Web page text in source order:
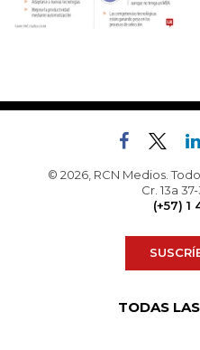
© 2026, RCN Medios.
Cr. 13a
(+57) 1
TODAS